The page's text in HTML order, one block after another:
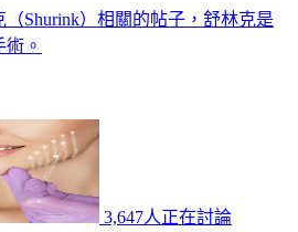
Shurink）相關的帖子，舒林克是
。
3,647人正在討論